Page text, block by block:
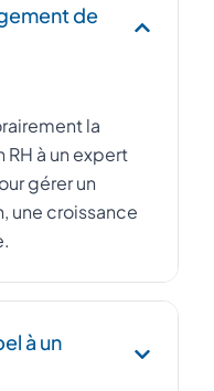
de
la
à un expert
gérer un
une croissance
à un